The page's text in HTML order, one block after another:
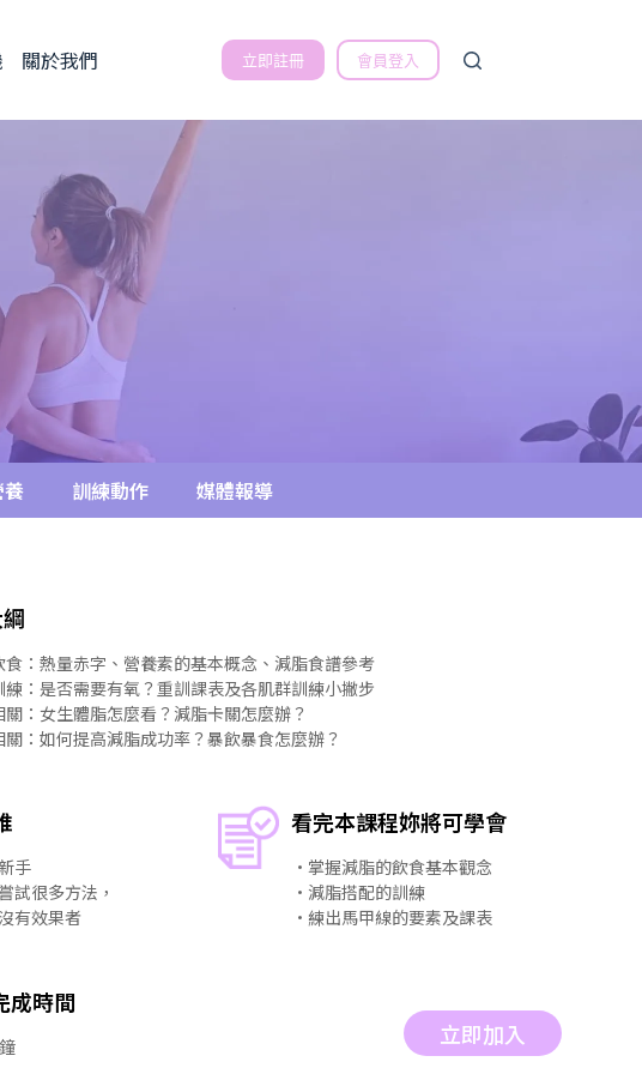
關於我們 立即註冊 會員登入
訓練動作 媒體報導
食：熱量赤字、營養素的基本概念、減脂食譜參考
練：是否需要有氧？重訓課表及各肌群訓練小撇步
關：女生體脂怎麼看？減脂卡關怎麼辦？
關：如何提高減脂成功率？暴飲暴食怎麼辦？
手
試很多方法，
有效果者
看完本課程妳將可學會
・掌握減脂的飲食基本觀念
・減脂搭配的訓練
・練出馬甲線的要素及課表
成時間
立即加入